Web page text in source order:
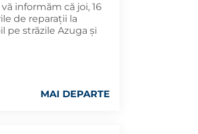
informăm că joi, 16
de reparații la
pe străzile Azuga și
MAI DEPARTE